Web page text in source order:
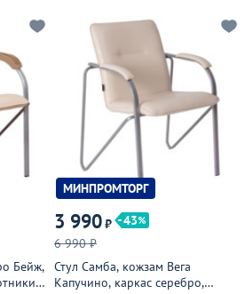
Бейж,
МИНПРОМТОРГ
3 990₽
43
6 990 ₽
Стул Самба, кожзам Вега
Капучино, каркас серебро,